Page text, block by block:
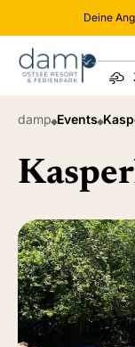
Deine
damp Events